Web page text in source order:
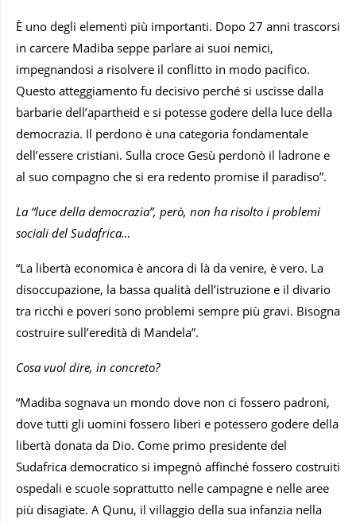
È uno degli elementi più importanti. Dopo 27 anni trascorsi
in carcere Madiba seppe parlare ai suoi nemici,
impegnandosi a risolvere il conflitto in modo pacifico.
Questo atteggiamento fu decisivo perché si uscisse dalla
barbarie dell’apartheid e si potesse godere della luce della
democrazia. Il perdono è una categoria fondamentale
dell’essere cristiani. Sulla croce Gesù perdonò il ladrone e
al suo compagno che si era redento promise il paradiso”.
La “luce della democrazia”, però, non ha risolto i problemi
sociali del Sudafrica…
“La libertà economica è ancora di là da venire, è vero. La
disoccupazione, la bassa qualità dell’istruzione e il divario
tra ricchi e poveri sono problemi sempre più gravi. Bisogna
costruire sull’eredità di Mandela”.
Cosa vuol dire, in concreto?
“Madiba sognava un mondo dove non ci fossero padroni,
dove tutti gli uomini fossero liberi e potessero godere della
libertà donata da Dio. Come primo presidente del
Sudafrica democratico si impegnò affinché fossero costruiti
ospedali e scuole soprattutto nelle campagne e nelle aree
più disagiate. A Qunu, il villaggio della sua infanzia nella